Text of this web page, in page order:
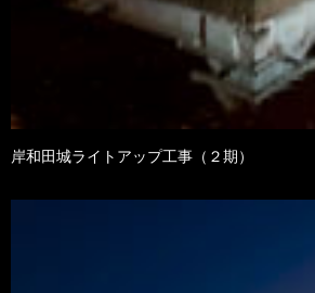
岸和田城ライトアップ工事（２期）